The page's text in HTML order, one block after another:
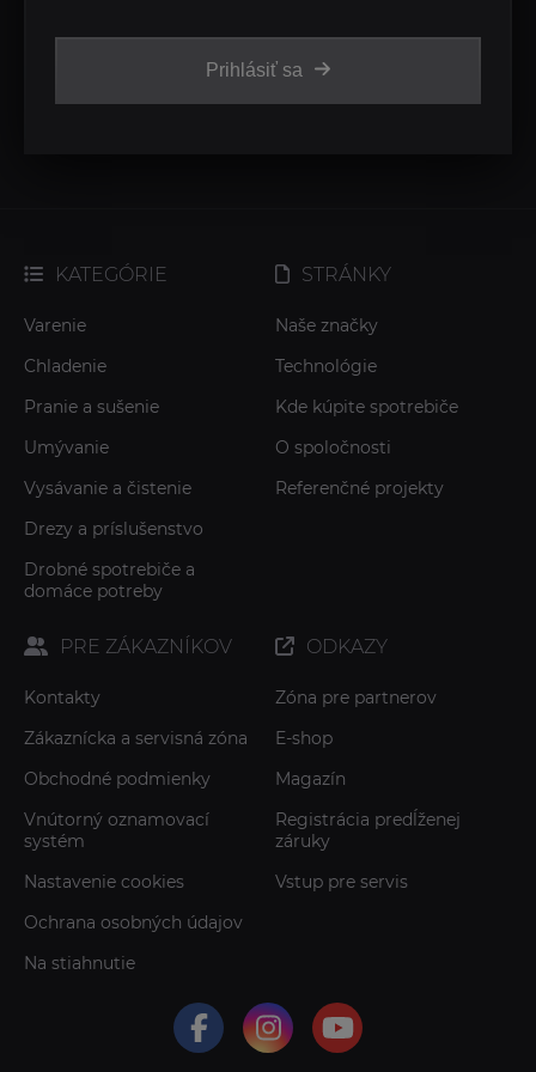
Prihlásiť sa
KATEGÓRIE
Varenie
Chladenie
Pranie a sušenie
Umývanie
Vysávanie a čistenie
Drezy a príslušenstvo
Drobné spotrebiče a
domáce potreby
STRÁNKY
Naše značky
Technológie
Kde kúpite spotrebiče
O spoločnosti
Referenčné projekty
PRE ZÁKAZNÍKOV
Kontakty
Zákaznícka a servisná zóna
Obchodné podmienky
Vnútorný oznamovací
systém
Nastavenie cookies
Ochrana osobných údajov
Na stiahnutie
ODKAZY
Zóna pre partnerov
E-shop
Magazín
Registrácia predĺženej
záruky
Vstup pre servis